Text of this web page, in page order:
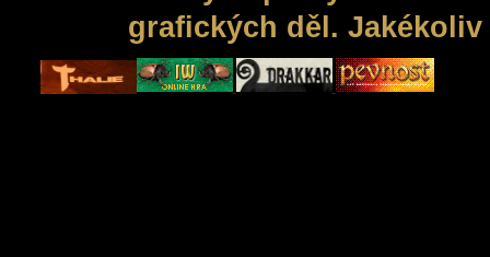
grafických děl.